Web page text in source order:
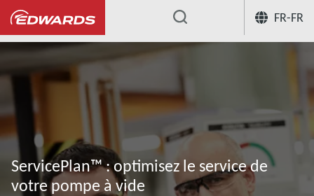
FR-FR
...
ServicePlan™ : optimisez le service de
votre pompe à vide